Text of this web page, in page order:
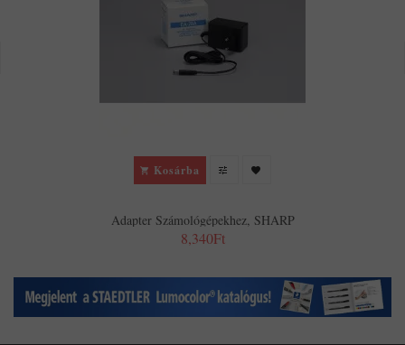
Kosárba
Adapter Számológépekhez, SHARP
8,340Ft